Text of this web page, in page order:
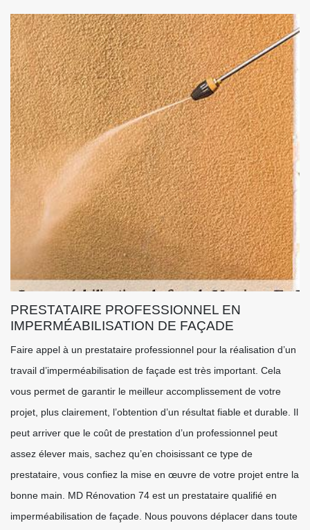
PRESTATAIRE PROFESSIONNEL EN
IMPERMÉABILISATION DE FAÇADE
Faire appel à un prestataire professionnel pour la réalisation d’un
travail d’imperméabilisation de façade est très important. Cela
vous permet de garantir le meilleur accomplissement de votre
projet, plus clairement, l’obtention d’un résultat fiable et durable. Il
peut arriver que le coût de prestation d’un professionnel peut
assez élever mais, sachez qu’en choisissant ce type de
prestataire, vous confiez la mise en œuvre de votre projet entre la
bonne main. MD Rénovation 74 est un prestataire qualifié en
imperméabilisation de façade. Nous pouvons déplacer dans toute